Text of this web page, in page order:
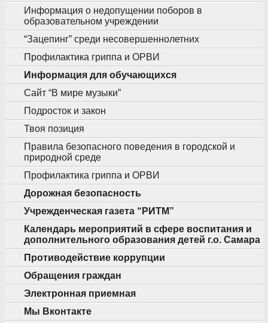
Информация о недопущении поборов в
образовательном учреждении
“Зацепинг” среди несовершеннолетних
Профилактика гриппа и ОРВИ
Информация для обучающихся
Сайт “В мире музыки”
Подросток и закон
Твоя позиция
Правила безопасного поведения в городской и
природной среде
Профилактика гриппа и ОРВИ
Дорожная безопасность
Учрежденческая газета “РИТМ”
Календарь мероприятий в сфере воспитания и
дополнительного образования детей г.о. Самара
Противодействие коррупции
Обращения граждан
Электронная приемная
Мы Вконтакте